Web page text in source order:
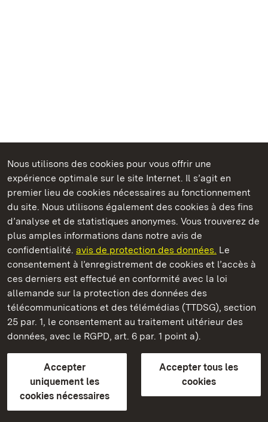
Nous utilisons des cookies pour vous offrir une
expérience optimale sur le site Internet. Il s’agit en
premier lieu de cookies nécessaires au fonctionnement
du site. Nous utilisons également des cookies à des fins
d’analyse et de statistiques anonymes. Vous trouverez de
plus amples informations dans notre avis de
confidentialité. avis de protection des données. Le
consentement à l’enregistrement de cookies et l’accès à
ces derniers est effectué en conformité avec la loi
allemande sur la protection des données des
télécommunications et des télémédias (TTDSG), section
25 par. 1, le consentement au traitement ultérieur des
données, avec le RGPD, art. 6 par. 1 point a).
Accepter
uniquement les
cookies nécessaires
Accepter tous les
cookies
Châteaux et jardins publics du Bade-Wurtemberg
Château résidentiel de Mergentheim
Châteaux et jardins publics du Bade-Wurtemberg
FAQ et réponsesMentions légalesProtection des données
Explications sur l’accessibilité
BITV-konform (geprüfte Seiten)
plus loin
Accueil
Monuments